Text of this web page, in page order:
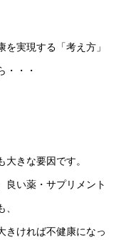
実現する「考え方」
・・・
きな要因です。
良い薬・サプリメント
きければ不健康になっ